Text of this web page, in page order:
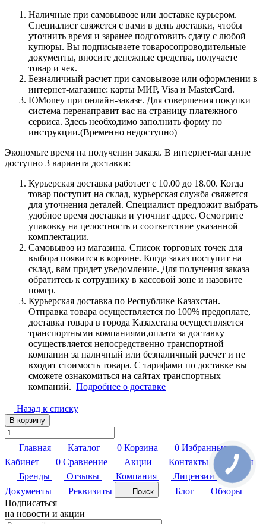
Наличные при самовывозе или доставке курьером.
Специалист свяжется с вами в день доставки, чтобы
уточнить время и заранее подготовить сдачу с любой
купюры. Вы подписываете товаросопроводительные
документы, вносите денежные средства, получаете
товар и чек.
Безналичный расчет при самовывозе или оформлении в
интернет-магазине: карты МИР, Visa и MasterCard.
ЮMoney при онлайн-заказе. Для совершения покупки
система перенаправит вас на страницу платежного
сервиса. Здесь необходимо заполнить форму по
инструкции.(Временно недоступно)
Экономьте время на получении заказа. В интернет-магазине
доступно 3 варианта доставки:
Курьерская доставка работает с 10.00 до 18.00. Когда
товар поступит на склад, курьерская служба свяжется
для уточнения деталей. Специалист предложит выбрать
удобное время доставки и уточнит адрес. Осмотрите
упаковку на целостность и соответствие указанной
комплектации.
Самовывоз из магазина. Список торговых точек для
выбора появится в корзине. Когда заказ поступит на
склад, вам придет уведомление. Для получения заказа
обратитесь к сотруднику в кассовой зоне и назовите
номер.
Курьерская доставка по Республике Казахстан.
Отправка товара осуществляется по 100% предоплате,
доставка товара в города Казахстана осуществляется
транспортными компаниями,оплата за доставку
осуществляется непосредственно транспортной
компании за наличный или безналичный расчет и не
входит стоимость товара. С тарифами по доставке вы
сможете ознакомиться на сайтах транспортных
компаний. Подробнее о доставке
Назад к списку
В корзину
Главная Каталог 0 Корзина 0 Избранные
Кабинет
0 Сравнение Акции Контакты
Услуги
Бренды
Отзывы Компания
Лицензии
Документы
Реквизиты Поиск Блог
Обзоры
Подписаться
на новости и акции